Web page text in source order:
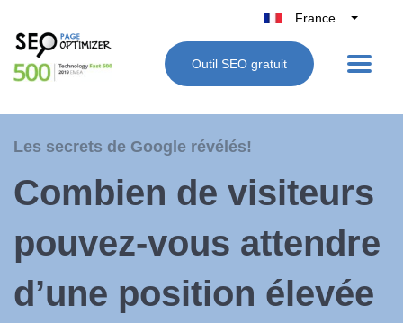
France
Belgique
België
España
Outil SEO gratuit
Les secrets de Google révélés!
Combien de visiteurs
pouvez-vous attendre
d’une position élevée